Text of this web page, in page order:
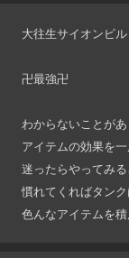
大往生サイオンビ
卍最強卍
わからないことが
アイテムの効果を
迷ったらやってみる
慣れてくればタン
色んなアイテムを